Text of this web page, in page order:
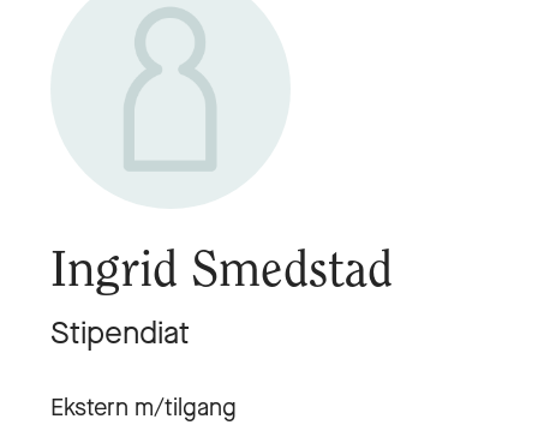
Ingrid Smedstad
Stipendiat
Ekstern m/tilgang